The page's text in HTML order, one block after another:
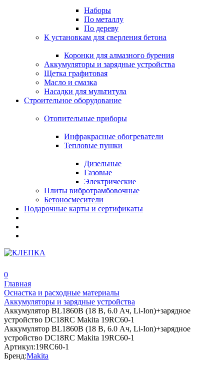
Наборы
По металлу
По дереву
К установкам для сверления бетона
Коронки для алмазного бурения
Аккумуляторы и зарядные устройства
Щетка графитовая
Масло и смазка
Насадки для мультитула
Строительное оборудование
Отопительные приборы
Инфракрасные обогреватели
Тепловые пушки
Дизельные
Газовые
Электрические
Плиты вибротрамбовочные
Бетоносмесители
Подарочные карты и сертификаты
0
Главная
Оснастка и расходные материалы
Аккумуляторы и зарядные устройства
Аккумулятор BL1860B (18 В, 6.0 Ач, Li-Ion)+зарядное
устройство DC18RC Makita 19RC60-1
Аккумулятор BL1860B (18 В, 6.0 Ач, Li-Ion)+зарядное
устройство DC18RC Makita 19RC60-1
Артикул:19RC60-1
Бренд:Makita